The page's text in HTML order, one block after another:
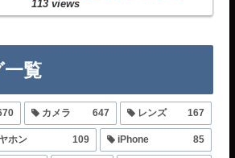
113 views
覧
カメラ 647 レンズ 167
ホン 109 iPhone 85